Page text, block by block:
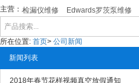
主营：检漏仪维修 Edwards罗茨泵维修
所在位置: 首页> 公司新闻
新闻列表
2018年春节花样视频真空放假通知